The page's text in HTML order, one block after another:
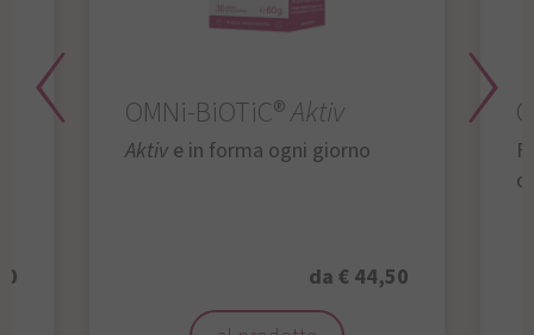
OMNi-BiOTiC®Aktiv
Aktiv e in forma ogni giorno
da € 44,50